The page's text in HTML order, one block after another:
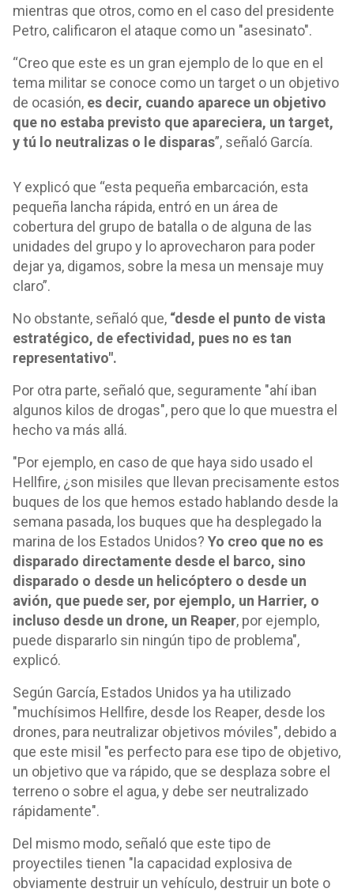
mientras que otros, como en el caso del presidente
Petro, calificaron el ataque como un "asesinato".
“Creo que este es un gran ejemplo de lo que en el
tema militar se conoce como un target o un objetivo
de ocasión, es decir, cuando aparece un objetivo
que no estaba previsto que apareciera, un target,
y tú lo neutralizas o le disparas”, señaló García.
Y explicó que “esta pequeña embarcación, esta
pequeña lancha rápida, entró en un área de
cobertura del grupo de batalla o de alguna de las
unidades del grupo y lo aprovecharon para poder
dejar ya, digamos, sobre la mesa un mensaje muy
claro”.
No obstante, señaló que, “desde el punto de vista
estratégico, de efectividad, pues no es tan
representativo".
Por otra parte, señaló que, seguramente "ahí iban
algunos kilos de drogas", pero que lo que muestra el
hecho va más allá.
"Por ejemplo, en caso de que haya sido usado el
Hellfire, ¿son misiles que llevan precisamente estos
buques de los que hemos estado hablando desde la
semana pasada, los buques que ha desplegado la
marina de los Estados Unidos? Yo creo que no es
disparado directamente desde el barco, sino
disparado o desde un helicóptero o desde un
avión, que puede ser, por ejemplo, un Harrier, o
incluso desde un drone, un Reaper, por ejemplo,
puede dispararlo sin ningún tipo de problema",
explicó.
Según García, Estados Unidos ya ha utilizado
"muchísimos Hellfire, desde los Reaper, desde los
drones, para neutralizar objetivos móviles", debido a
que este misil "es perfecto para ese tipo de objetivo,
un objetivo que va rápido, que se desplaza sobre el
terreno o sobre el agua, y debe ser neutralizado
rápidamente".
Del mismo modo, señaló que este tipo de
proyectiles tienen "la capacidad explosiva de
obviamente destruir un vehículo, destruir un bote o